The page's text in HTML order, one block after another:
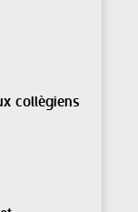
collègiens